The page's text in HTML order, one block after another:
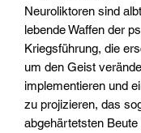
Neuroliktoren sind
lebende Waffen der
Kriegsführung, die
um den Geist
implementieren und
zu projizieren, das
abgehärtetsten